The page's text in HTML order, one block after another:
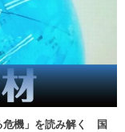
危機」を読み解く 国